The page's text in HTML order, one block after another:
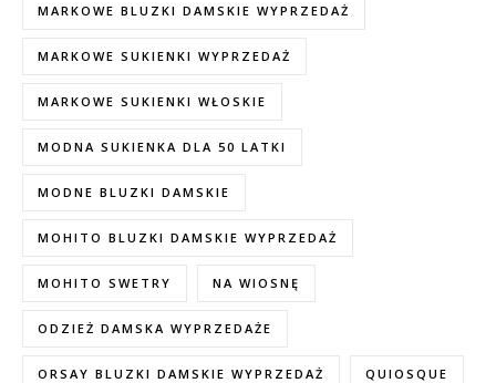
MARKOWE BLUZKI DAMSKIE WYPRZEDAŻ
MARKOWE SUKIENKI WYPRZEDAŻ
MARKOWE SUKIENKI WŁOSKIE
MODNA SUKIENKA DLA 50 LATKI
MODNE BLUZKI DAMSKIE
MOHITO BLUZKI DAMSKIE WYPRZEDAŻ
MOHITO SWETRY NA WIOSNĘ
ODZIEŻ DAMSKA WYPRZEDAŻE
ORSAY BLUZKI DAMSKIE WYPRZEDAŻ QUIOSQUE